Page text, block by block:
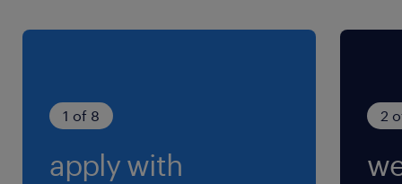
残業
交通費
※交通費支給あり
1 of 8
apply with
2